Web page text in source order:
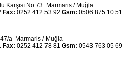
Karşısı No:73 Marmaris / Muğla
Fax: 0252 412 53 92 Gsm: 0506 875 10 51
a Marmaris / Muğla
Fax: 0252 412 78 81 Gsm: 0543 763 05 69